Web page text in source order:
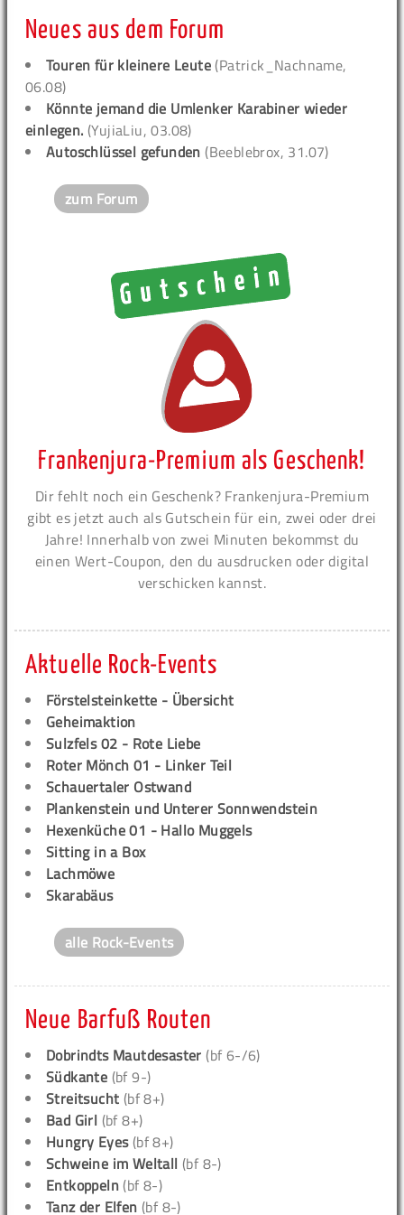
Neues aus dem Forum
Touren für kleinere Leute (Patrick_Nachname,
06.08)
Könnte jemand die Umlenker Karabiner wieder
einlegen. (YujiaLiu, 03.08)
Autoschlüssel gefunden (Beeblebrox, 31.07)
zum Forum
Frankenjura-Premium als Geschenk!
Dir fehlt noch ein Geschenk? Frankenjura-Premium
gibt es jetzt auch als Gutschein für ein, zwei oder drei
Jahre! Innerhalb von zwei Minuten bekommst du
einen Wert-Coupon, den du ausdrucken oder digital
verschicken kannst.
Aktuelle Rock-Events
Förstelsteinkette - Übersicht
Geheimaktion
Sulzfels 02 - Rote Liebe
Roter Mönch 01 - Linker Teil
Schauertaler Ostwand
Plankenstein und Unterer Sonnwendstein
Hexenküche 01 - Hallo Muggels
Sitting in a Box
Lachmöwe
Skarabäus
alle Rock-Events
Neue Barfuß Routen
Dobrindts Mautdesaster (bf 6-/6)
Südkante (bf 9-)
Streitsucht (bf 8+)
Bad Girl (bf 8+)
Hungry Eyes(bf 8+)
Schweine im Weltall (bf 8-)
Entkoppeln (bf 8-)
Tanz der Elfen (bf 8-)